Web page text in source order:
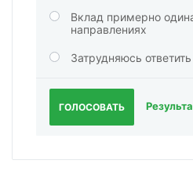
Вклад примерно
направлениях
Затрудняюсь ответить
ГОЛОСОВАТЬ